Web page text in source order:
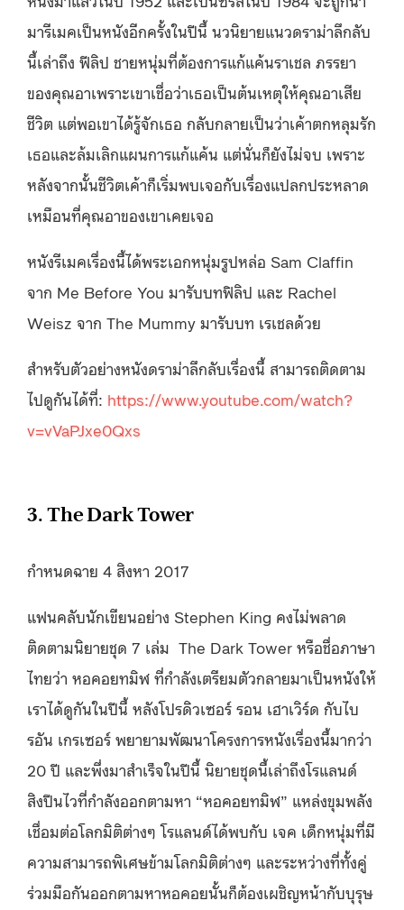
มารีเมคเป็นหนังอีกครั้งในปีนี้ นวนิยายแนวดราม่าลึกลับ
นี้เล่าถึง ฟีลิป ชายหนุ่มที่ต้องการแก้แค้นราเชล ภรรยา
ของคุณอาเพราะเขาเชื่อว่าเธอเป็นต้นเหตุให้คุณอาเสีย
ชีวิต แต่พอเขาได้รู้จักเธอ กลับกลายเป็นว่าเค้าตกหลุมรัก
เธอและล้มเลิกแผนการแก้แค้น แต่นั่นก็ยังไม่จบ เพราะ
หลังจากนั้นชีวิตเค้าก็เริ่มพบเจอกับเรื่องแปลกประหลาด
เหมือนที่คุณอาของเขาเคยเจอ
หนังรีเมคเรื่องนี้ได้พระเอกหนุ่มรูปหล่อ Sam Claffin
จาก Me Before You มารับบทฟิลิป และ Rachel
Weisz จาก The Mummy มารับบท เรเชลด้วย
สำหรับตัวอย่างหนังดราม่าลึกลับเรื่องนี้ สามารถติดตาม
ไปดูกันได้ที่: https://www.youtube.com/watch?
v=vVaPJxe0Qxs
3. The Dark Tower
กำหนดฉาย 4 สิงหา 2017
แฟนคลับนักเขียนอย่าง Stephen King คงไม่พลาด
ติดตามนิยายชุด 7 เล่ม The Dark Tower หรือชื่อภาษา
ไทยว่า หอคอยทมิฬ ที่กำลังเตรียมตัวกลายมาเป็นหนังให้
เราได้ดูกันในปีนี้ หลังโปรดิวเซอร์ รอน เฮาเวิร์ด กับไบ
รอัน เกรเซอร์ พยายามพัฒนาโครงการหนังเรื่องนี้มากว่า
20 ปี และพึ่งมาสำเร็จในปีนี้ นิยายชุดนี้เล่าถึงโรแลนด์
สิงปืนไวที่กำลังออกตามหา “หอคอยทมิฬ” แหล่งขุมพลัง
เชื่อมต่อโลกมิติต่างๆ โรแลนด์ได้พบกับ เจค เด็กหนุ่มที่มี
ความสามารถพิเศษข้ามโลกมิติต่างๆ และระหว่างที่ทั้งคู่
ร่วมมือกันออกตามหาหอคอยนั้นก็ต้องเผชิญหน้ากับบุรุษ